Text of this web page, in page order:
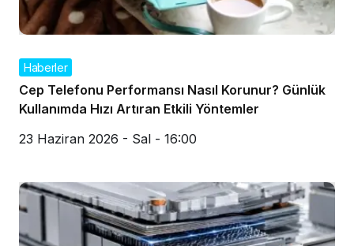
Haberler
Cep Telefonu Performansı Nasıl Korunur? Günlük
Kullanımda Hızı Artıran Etkili Yöntemler
23 Haziran 2026 - Sal - 16:00